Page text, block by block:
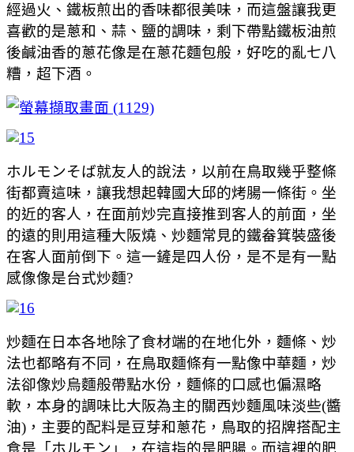
經過火、鐵板煎出的香味都很美味，而這盤讓我更
喜歡的是蔥和、蒜、鹽的調味，剩下帶點鐵板油煎
後鹹油香的蔥花像是在蔥花麵包般，好吃的亂七八
糟，超下酒。
ホルモンそば就友人的說法，以前在鳥取幾乎整條
街都賣這味，讓我想起韓國大邱的烤腸一條街。坐
的近的客人，在面前炒完直接推到客人的前面，坐
的遠的則用這種大阪燒、炒麵常見的鐵畚箕裝盛後
在客人面前倒下。這一鏟是四人份，是不是有一點
感像像是台式炒麵?
炒麵在日本各地除了食材端的在地化外，麵條、炒
法也都略有不同，在鳥取麵條有一點像中華麵，炒
法卻像炒烏麵般帶點水份，麵條的口感也偏濕略
軟，本身的調味比大阪為主的關西炒麵風味淡些(醬
油)，主要的配料是豆芽和蔥花，鳥取的招牌搭配主
食是「ホルモン」，在這指的是肥腸。而這裡的肥